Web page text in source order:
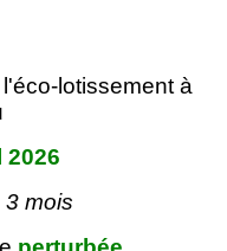
lotissement à
2026
mois